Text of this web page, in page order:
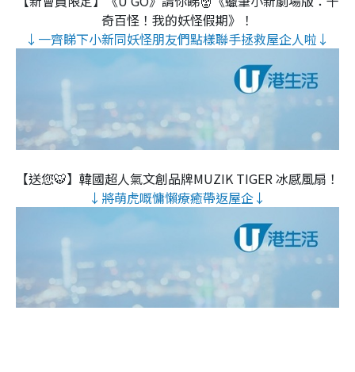
奇百怪！我的妖怪假期》！
↓一齊睇下小新同妖怪朋友們點樣聯手拯救屋企人啦↓
【送您🐯】韓國超人氣文創品牌MUZIK TIGER 冰感風扇！
↓將萌虎嘅慵懶療癒帶返屋企↓